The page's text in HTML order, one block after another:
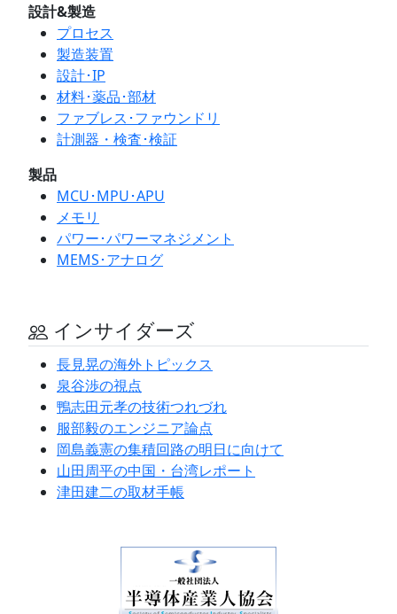
設計&製造
プロセス
製造装置
設計･IP
材料･薬品･部材
ファブレス･ファウンドリ
計測器・検査･検証
製品
MCU･MPU･APU
メモリ
パワー･パワーマネジメント
MEMS･アナログ
インサイダーズ
長見晃の海外トピックス
泉谷渉の視点
鴨志田元孝の技術つれづれ
服部毅のエンジニア論点
岡島義憲の集積回路の明日に向けて
山田周平の中国・台湾レポート
津田建二の取材手帳